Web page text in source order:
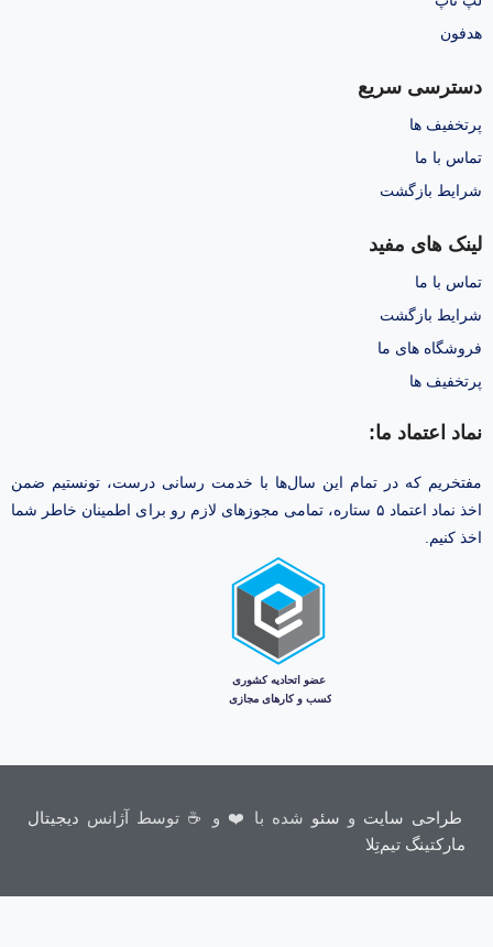
هدفون
دسترسی سریع
پرتخفیف ها
تماس با ما
شرایط بازگشت
لینک های مفید
تماس با ما
شرایط بازگشت
فروشگاه های ما
پرتخفیف ها
نماد اعتماد ما:
مفتخریم که در تمام این سال‌ها با خدمت رسانی درست، تونستیم ضمن
اخذ نماد اعتماد ۵ ستاره، تمامی مجوز‌های لازم رو برای اطمینان خاطر شما
اخذ کنیم.
طراحی سایت و سئو شده با ❤️ و ☕ توسط آژانس دیجیتال
مارکتینگ تیم‌تِلا